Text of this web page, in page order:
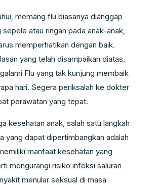
memang flu biasanya dianggap
atau ringan pada anak-anak,
memperhatikan dengan baik.
yang telah disampaikan diatas,
Flu yang tak kunjung membaik
hari. Segera periksalah ke dokter
perawatan yang tepat.
kesehatan anak, salah satu langkah
yang dapat dipertimbangkan adalah
manfaat kesehatan yang
mengurangi risiko infeksi saluran
menular seksual di masa